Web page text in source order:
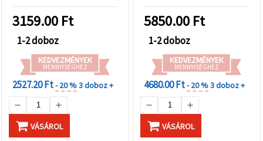
3159.00 Ft
1-2 doboz
KEDVEZMÉNYEK
MENNYISÉGHEZ
2527.20 Ft- 20 %3 doboz +
VÁSÁROL
5850.00 Ft
1-2 doboz
KEDVEZMÉNYEK
MENNYISÉGHEZ
4680.00 Ft- 20 %3 doboz +
VÁSÁROL